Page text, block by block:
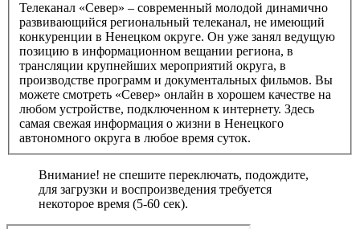
Телеканал «Север» – современный молодой динамично
развивающийся региональный телеканал, не имеющий
конкуренции в Ненецком округе. Он уже занял ведущую
позицию в информационном вещании региона, в
трансляции крупнейших мероприятий округа, в
производстве программ и документальных фильмов. Вы
можете смотреть «Север» онлайн в хорошем качестве на
любом устройстве, подключенном к интернету. Здесь
самая свежая информация о жизни в Ненецкого
автономного округа в любое время суток.
Внимание! не спешите переключать, подождите,
для загрузки и воспроизведения требуется
некоторое время (5-60 сек).